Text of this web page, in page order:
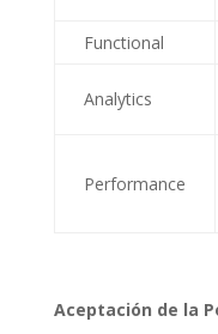
Functional
Analytics
Performance
Aceptación de la